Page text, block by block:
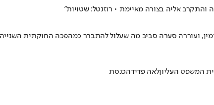
והתקרב אליה בצורה מאיימת • רוזנטל: שטויות"
ועוררה סערה סביב מה שעלול להתברר כמהפכה החוקתית
המשפט העליוןלאה פדידהכנסת